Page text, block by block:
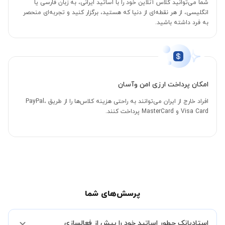
شما می‌توانید کلاس آنلاین خود را با اساتید ایرانی، به زبان فارسی یا
انگلیسی، از هر نقطه‌ای از دنیا که هستید، برگزار کنید و تجربه‌ای منحصر
به فرد داشته باشید.
امکان پرداخت ارزی امن وآسان
افراد خارج از ایران می‌توانند به راحتی هزینه کلاس‌ها را از طریق PayPal،
Visa Card و MasterCard پرداخت کنند.
پرسش‌های شما